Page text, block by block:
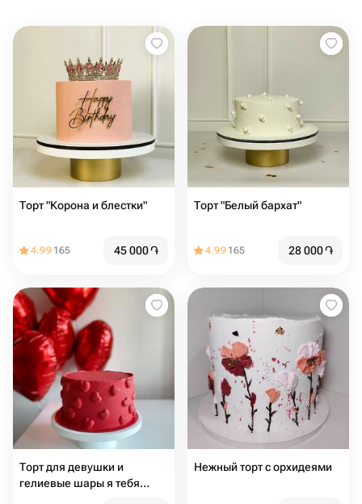
Торт "Корона и блестки"
4.99 165 45 000֏
Торт "Белый бархат"
4.99 165 28 000֏
Торт для девушки и
гелиевые шары я тебя
Нежный торт с орхидеями